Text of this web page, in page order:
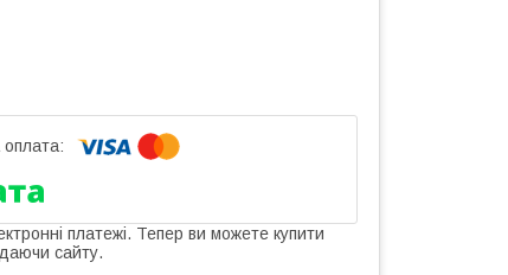
платежі. Тепер ви можете купити
сайту.